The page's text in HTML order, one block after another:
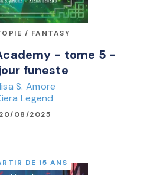
/ FANTASY
- tome 5 -
funeste
S. Amore
Legend
20/08/2025
DE 15 ANS